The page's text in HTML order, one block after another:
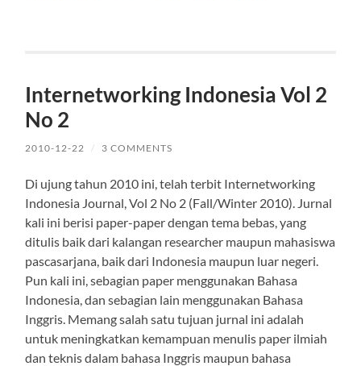
Internetworking Indonesia Vol 2
No 2
2010-12-22 / 3 COMMENTS
Di ujung tahun 2010 ini, telah terbit Internetworking
Indonesia Journal, Vol 2 No 2 (Fall/Winter 2010). Jurnal
kali ini berisi paper-paper dengan tema bebas, yang
ditulis baik dari kalangan researcher maupun mahasiswa
pascasarjana, baik dari Indonesia maupun luar negeri.
Pun kali ini, sebagian paper menggunakan Bahasa
Indonesia, dan sebagian lain menggunakan Bahasa
Inggris. Memang salah satu tujuan jurnal ini adalah
untuk meningkatkan kemampuan menulis paper ilmiah
dan teknis dalam bahasa Inggris maupun bahasa